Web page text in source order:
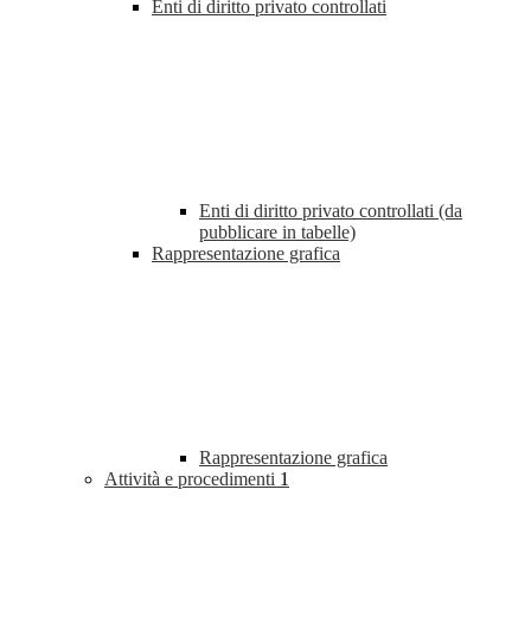
Enti di diritto privato controllati
Enti di diritto privato controllati (da
pubblicare in tabelle)
Rappresentazione grafica
Rappresentazione grafica
Attività e procedimenti 1